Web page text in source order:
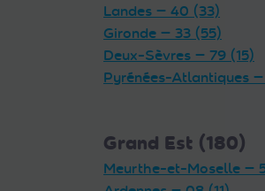
Landes — 40 (33)
Gironde — 33 (55)
Deux-Sèvres — 79 (15)
Pyrénées-Atlantiques
Grand Est (180)
Meurthe-et-Moselle —